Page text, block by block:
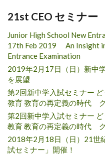
21st CEO セミナー
Junior High School New
17th Feb 2019 An Insight
Entrance Examination
2019年2月17日（日）新中
を展望
第2回新中学入試セミナー
教育 教育の再定義の時代
第2回新中学入試セミナー
教育 教育の再定義の時代
2018年2月18日（日）21世
試セミナー」開催！